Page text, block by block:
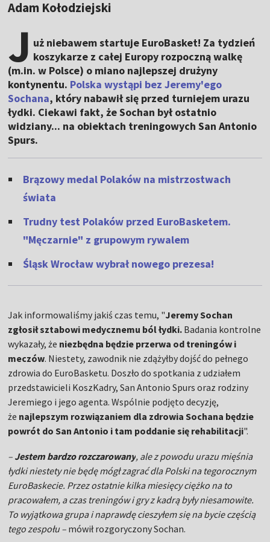
Adam Kołodziejski
J uż niebawem startuje EuroBasket! Za tydzień
koszykarze z całej Europy rozpoczną walkę
(m.in. w Polsce) o miano najlepszej drużyny
kontynentu. Polska wystąpi bez Jeremy'ego
Sochana, który nabawił się przed turniejem urazu
łydki. Ciekawi fakt, że Sochan był ostatnio
widziany... na obiektach treningowych San Antonio
Spurs.
Brązowy medal Polaków na mistrzostwach
świata
Trudny test Polaków przed EuroBasketem.
"Męczarnie" z grupowym rywalem
Śląsk Wrocław wybrał nowego prezesa!
Jak informowaliśmy jakiś czas temu, "Jeremy Sochan
zgłosił sztabowi medycznemu ból łydki. Badania kontrolne
wykazały, że niezbędna będzie przerwa od treningów i
meczów. Niestety, zawodnik nie zdążyłby dojść do pełnego
zdrowia do EuroBasketu. Doszło do spotkania z udziałem
przedstawicieli KoszKadry, San Antonio Spurs oraz rodziny
Jeremiego i jego agenta. Wspólnie podjęto decyzję,
że najlepszym rozwiązaniem dla zdrowia Sochana będzie
powrót do San Antonio i tam poddanie się rehabilitacji".
–Jestem bardzo rozczarowany, ale z powodu urazu mięśnia
łydki niestety nie będę mógł zagrać dla Polski na tegorocznym
EuroBaskecie. Przez ostatnie kilka miesięcy ciężko na to
pracowałem, a czas treningów i gry z kadrą były niesamowite.
To wyjątkowa grupa i naprawdę cieszyłem się na bycie częścią
tego zespołu – mówił rozgoryczony Sochan.